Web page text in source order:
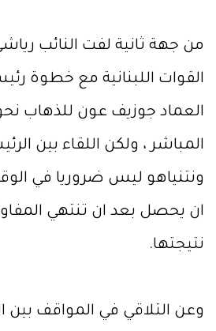
من جهة ثانية لفت النائب
القوات اللبنانية مع خطوة
العماد جوزيف عون للذهاب
المباشر ، ولكن اللقاء بين
ونتنياهو ليس ضروريا في
ان يحصل بعد ان تنتهي
نتيجتها.
وعن التلاقي في المواقف بين